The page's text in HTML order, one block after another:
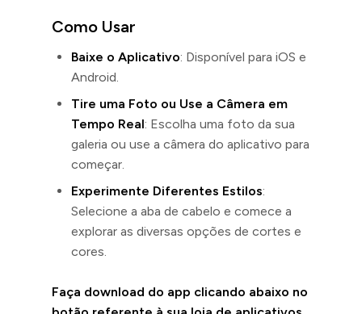
Como Usar
Baixe o Aplicativo: Disponível para iOS e
Android.
Tire uma Foto ou Use a Câmera em
Tempo Real: Escolha uma foto da sua
galeria ou use a câmera do aplicativo para
começar.
Experimente Diferentes Estilos:
Selecione a aba de cabelo e comece a
explorar as diversas opções de cortes e
cores.
Faça download do app clicando abaixo no